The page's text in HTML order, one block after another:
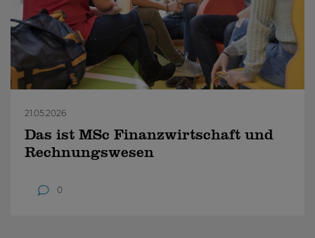
21.05.2026
Das ist MSc Finanzwirtschaft und
Rechnungswesen
0